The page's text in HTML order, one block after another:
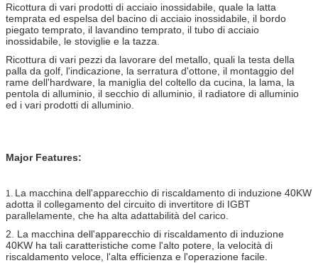
Ricottura di vari prodotti di acciaio inossidabile, quale la latta
temprata ed espelsa del bacino di acciaio inossidabile, il bordo
piegato temprato, il lavandino temprato, il tubo di acciaio
inossidabile, le stoviglie e la tazza.
Ricottura di vari pezzi da lavorare del metallo, quali la testa della
palla da golf, l'indicazione, la serratura d'ottone, il montaggio del
rame dell'hardware, la maniglia del coltello da cucina, la lama, la
pentola di alluminio, il secchio di alluminio, il radiatore di alluminio
ed i vari prodotti di alluminio.
Major Features:
1. La macchina dell'apparecchio di riscaldamento di induzione 40KW
adotta il collegamento del circuito di invertitore di IGBT
parallelamente, che ha alta adattabilità del carico.
2. La macchina dell'apparecchio di riscaldamento di induzione
40KW ha tali caratteristiche come l'alto potere, la velocità di
riscaldamento veloce, l'alta efficienza e l'operazione facile.